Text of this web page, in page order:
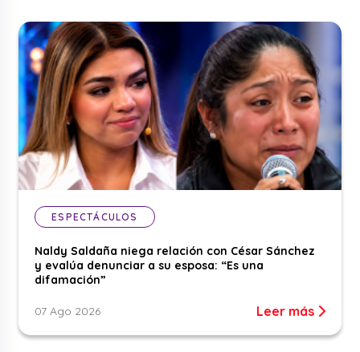
ESPECTÁCULOS
Naldy Saldaña niega relación con César Sánchez
y evalúa denunciar a su esposa: “Es una
difamación”
07 Ago 2026 Leer más